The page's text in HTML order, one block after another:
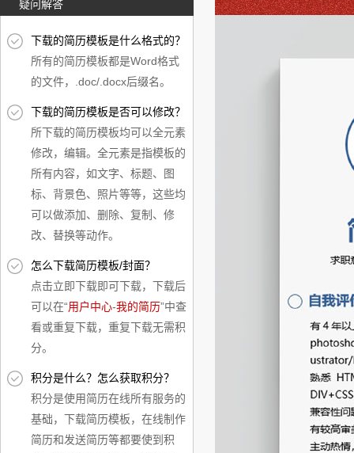
疑问解答
下载的简历模板是什么格式的？
所有的简历模板都是Word格式
的文件，.doc/.docx后缀名。
下载的简历模板是否可以修改？
所下载的简历模板均可以全元素
修改，编辑。全元素是指模板的
所有内容，如文字、标题、图
标、背景色、照片等等，这些均
可以做添加、删除、复制、修
改、替换等动作。
怎么下载简历模板/封面？
点击立即下载即可下载，下载后
可以在“用户中心-我的简历”中查
看或重复下载，重复下载无需积
分。
积分是什么？怎么获取积分？
积分是使用简历在线所有服务的
基础，下载简历模板，在线制作
简历和发送简历等都要使到积